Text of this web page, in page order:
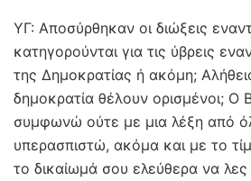
ΥΓ: Αποσύρθηκαν οι διώξεις
κατηγορούνται για τις ύβρεις
της Δημοκρατίας ή ακόμη;
δημοκρατία θέλουν ορισμένοι; Ο
συμφωνώ ούτε με μια λέξη από
υπερασπιστώ, ακόμα και με το
το δικαίωμά σου ελεύθερα να